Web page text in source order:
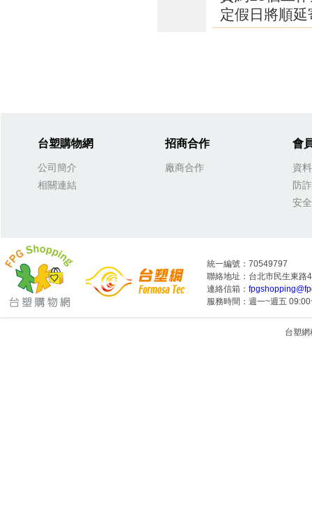
定假日將順延
台塑購物網
公司簡介
相關連結
招商合作
廠商合作
會
資
防
安
統一編號：70549797
聯絡地址：台北市民生東路
連絡信箱：
服務時間：週一~週五
台塑